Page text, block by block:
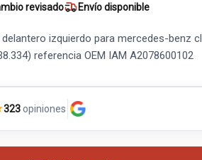
revisado Envío disponible
izquierdo para mercedes-benz
referencia OEM IAM A2078600102
323opiniones